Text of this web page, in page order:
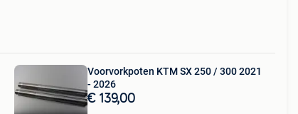
Voorvorkpoten KTM SX 250 / 300 2021
- 2026
€ 139,00